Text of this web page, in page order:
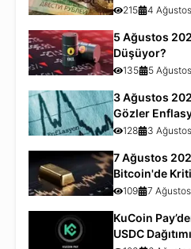
215 4
5 Ağustos
Düşüyor?
135 5
3 Ağustos
Gözler
128 3
7 Ağustos
Bitcoin'de
109 7
KuCoin
USDC